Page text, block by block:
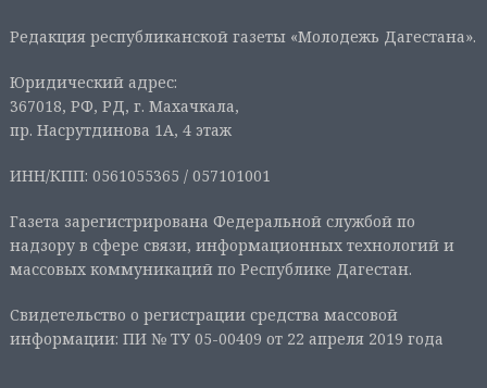
Редакция республиканской газеты «Молодежь Дагестана».
Юридический адрес:
367018, РФ, РД, г. Махачкала,
пр. Насрутдинова 1А, 4 этаж
ИНН/КПП: 0561055365 / 057101001
Газета зарегистрирована Федеральной службой по
надзору в сфере связи, информационных технологий и
массовых коммуникаций по Республике Дагестан.
Свидетельство о регистрации средства массовой
информации: ПИ № ТУ 05-00409 от 22 апреля 2019 года